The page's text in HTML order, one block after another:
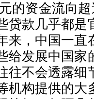
的资金流向
贷款几乎都是
来，中国一直
给发展中国家
往不会透露细
机构提供的大